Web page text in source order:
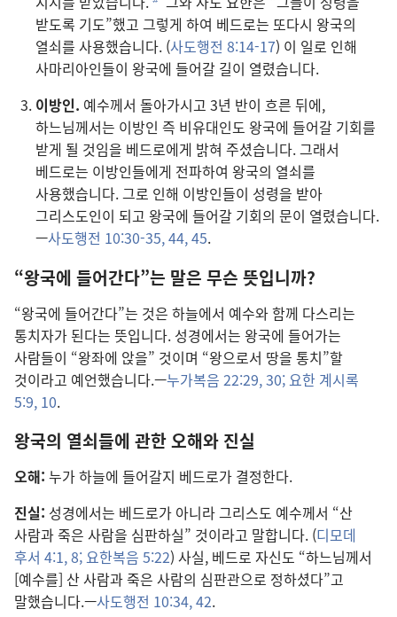
b
받도록 기도”했고 그렇게 하여 베드로는 또다시 왕국의
열쇠를 사용했습니다. (사도행전 8:14-17) 이 일로 인해
사마리아인들이 왕국에 들어갈 길이 열렸습니다.
이방인. 예수께서 돌아가시고 3년 반이 흐른 뒤에,
하느님께서는 이방인 즉 비유대인도 왕국에 들어갈 기회를
받게 될 것임을 베드로에게 밝혀 주셨습니다. 그래서
베드로는 이방인들에게 전파하여 왕국의 열쇠를
사용했습니다. 그로 인해 이방인들이 성령을 받아
그리스도인이 되고 왕국에 들어갈 기회의 문이 열렸습니다.
—사도행전 10:30-35,44, 45.
“왕국에 들어간다”는 말은 무슨 뜻입니까?
“왕국에 들어간다”는 것은 하늘에서 예수와 함께 다스리는
통치자가 된다는 뜻입니다. 성경에서는 왕국에 들어가는
사람들이 “왕좌에 앉을” 것이며 “왕으로서 땅을 통치”할
것이라고 예언했습니다.—누가복음 22:29, 30; 요한 계시록
5:9, 10.
왕국의 열쇠들에 관한 오해와 진실
오해: 누가 하늘에 들어갈지 베드로가 결정한다.
진실: 성경에서는 베드로가 아니라 그리스도 예수께서 “산
사람과 죽은 사람을 심판하실” 것이라고 말합니다. (디모데
후서 4:1,8;요한복음 5:22) 사실, 베드로 자신도 “하느님께서
[예수를] 산 사람과 죽은 사람의 심판관으로 정하셨다”고
말했습니다.—사도행전 10:34,42.